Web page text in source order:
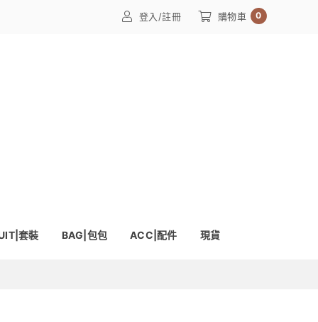
登入/註冊 購物車 0
套裝 BAG|包包 ACC|配件 現貨